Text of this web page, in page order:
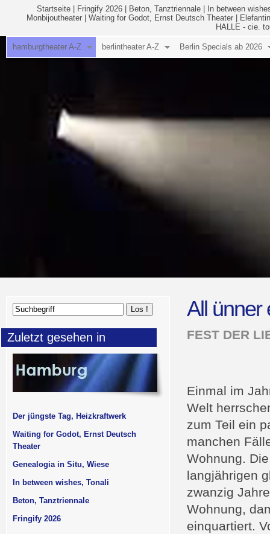
Startseite Fringify 2026 Beton, Tanztriennale
In between
Monbijoutheater
Waiting for Godot, Ernst Deutsch Theater
HALLE - cie.
hamburgtheater A-Z berlintheater A-Z Berlin Specials ab 2026
All ünner
FEST DER
Einmal im
Welt
zum Teil ein
manchen
Wohnung.
langjährigen
zwanzig
Wohnung,
einquartiert.
Zuletzt gesehen in
Der jüngste Tag, Heizkraftwerk
Waiting for Godot, Ernst Deutsch
Theater
Genealogia in Situ, Wiese
In between wishes, Tonali
Beton, Tanztriennale
Fringify 2026